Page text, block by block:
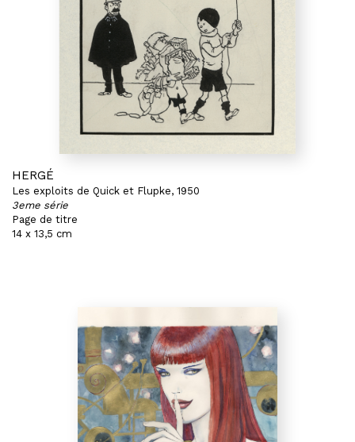
HERGÉ
Les exploits de Quick et Flupke, 1950
3eme série
Page de titre
14 x 13,5 cm